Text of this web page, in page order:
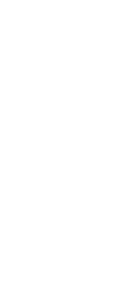
گری به طور خاص برای
بالا و مصرف
این کولر گازی هوایی
این کولر گازی
فصول سال، این کولر
گازی به زیبایی
گازی امکان کنترل
، به
با ظرفیت مناسب،
است دستگاه تهویه
هستند. کمپانی گری
این کمپانی می باشد که